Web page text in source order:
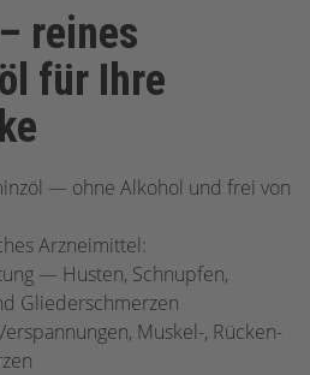
– reines
für Ihre
— ohne Alkohol und frei von
Arzneimittel:
— Husten, Schnupfen,
Gliederschmerzen
Muskel-, Rücken-